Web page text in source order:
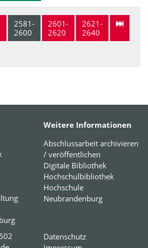
2581-
2600
2601-
2620
2621-
2640
Weitere Informationen
Abschlussarbeit archivieren
/ veröffentlichen
Digitale Bibliothek
Hochschulbibliothek
Hochschule
Neubrandenburg
Datenschutz